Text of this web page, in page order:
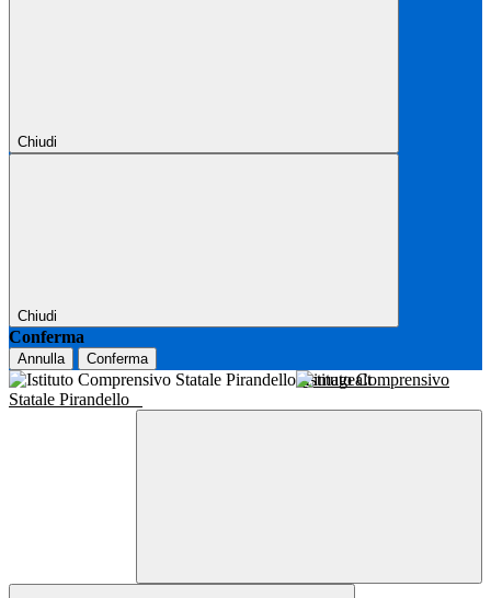
Chiudi
Chiudi
Conferma
Annulla Conferma
Istituto Comprensivo
Statale Pirandello